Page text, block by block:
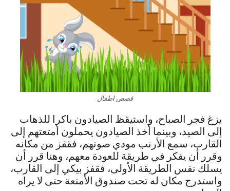
قصص اطفال
بزغ فجر الصباح، واستيقظ الصيادون باكرا للذهاب
إلى الصيد، وبينما أخذ الصيادون يحملون أمتعتهم إلى
القارب، سمع الأرنب مودي صوتهم، فقفز من مكانه
وقرر أن يفكر في طريقة للعودة معهم، وهنا قرر أن
يسلك نفس الطريقة الأولى، فقفز بيكي إلى القارب،
واستدرج مكان له تحت صندوق الأمتعة حتى لا يراه